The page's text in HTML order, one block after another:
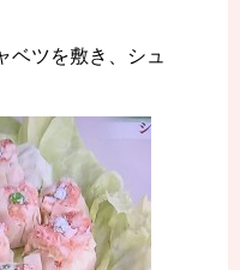
ベツを敷き、シュ